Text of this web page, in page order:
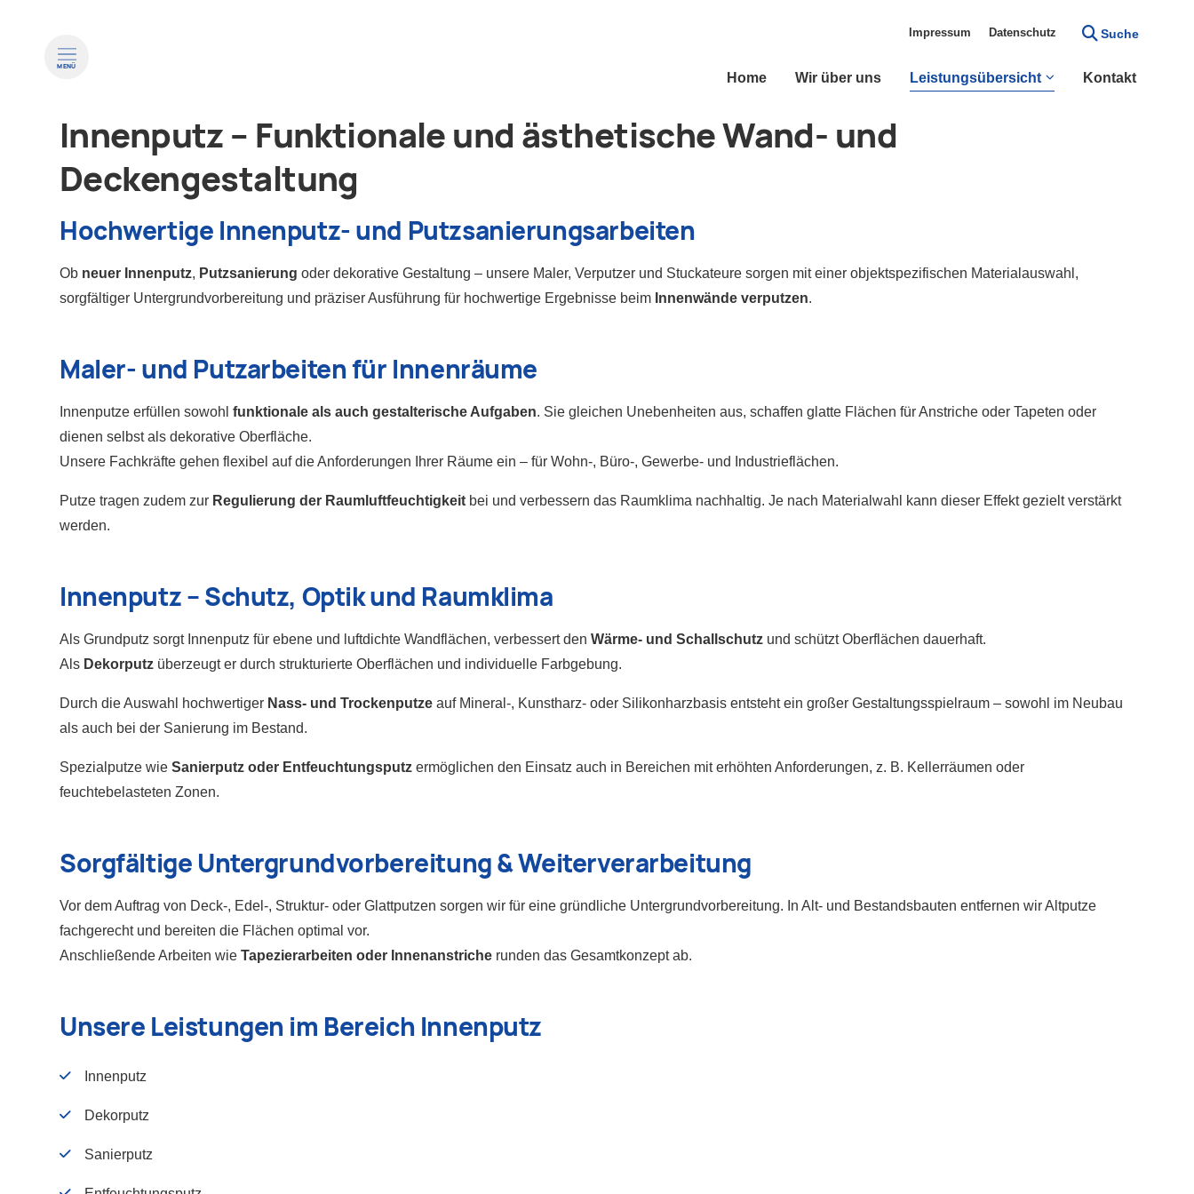
MENÜ
Navigation überspringen
Impressum Datenschutz Navigation wiederholen
Suche
Navigation überspringen
Home Wir über uns Leistungsübersicht Kontakt
Innenputz – Funktionale und ästhetische Wand- und
Deckengestaltung
Hochwertige Innenputz- und Putzsanierungsarbeiten
Ob neuer Innenputz, Putzsanierung oder dekorative Gestaltung – unsere Maler, Verputzer und Stuckateure sorgen mit einer objektspezifischen Materialauswahl,
sorgfältiger Untergrundvorbereitung und präziser Ausführung für hochwertige Ergebnisse beim Innenwände verputzen.
Maler- und Putzarbeiten für Innenräume
Innenputze erfüllen sowohl funktionale als auch gestalterische Aufgaben. Sie gleichen Unebenheiten aus, schaffen glatte Flächen für Anstriche oder Tapeten oder
dienen selbst als dekorative Oberfläche.
Unsere Fachkräfte gehen flexibel auf die Anforderungen Ihrer Räume ein – für Wohn-, Büro-, Gewerbe- und Industrieflächen.
Putze tragen zudem zur Regulierung der Raumluftfeuchtigkeit bei und verbessern das Raumklima nachhaltig. Je nach Materialwahl kann dieser Effekt gezielt verstärkt
werden.
Innenputz – Schutz, Optik und Raumklima
Als Grundputz sorgt Innenputz für ebene und luftdichte Wandflächen, verbessert den Wärme- und Schallschutz und schützt Oberflächen dauerhaft.
Als Dekorputz überzeugt er durch strukturierte Oberflächen und individuelle Farbgebung.
Durch die Auswahl hochwertiger Nass- und Trockenputze auf Mineral-, Kunstharz- oder Silikonharzbasis entsteht ein großer Gestaltungsspielraum – sowohl im Neubau
als auch bei der Sanierung im Bestand.
Spezialputze wie Sanierputz oder Entfeuchtungsputz ermöglichen den Einsatz auch in Bereichen mit erhöhten Anforderungen, z. B. Kellerräumen oder
feuchtebelasteten Zonen.
Sorgfältige Untergrundvorbereitung & Weiterverarbeitung
Vor dem Auftrag von Deck-, Edel-, Struktur- oder Glattputzen sorgen wir für eine gründliche Untergrundvorbereitung. In Alt- und Bestandsbauten entfernen wir Altputze
fachgerecht und bereiten die Flächen optimal vor.
Anschließende Arbeiten wie Tapezierarbeiten oder Innenanstriche runden das Gesamtkonzept ab.
Unsere Leistungen im Bereich Innenputz
Innenputz
Dekorputz
Sanierputz